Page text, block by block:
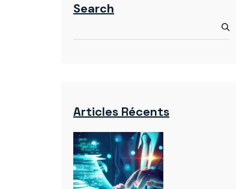
Search
Articles Récents